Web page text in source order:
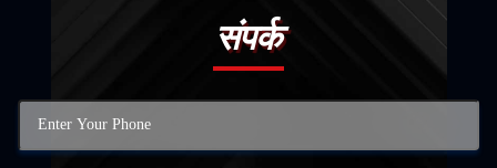
संपर्क